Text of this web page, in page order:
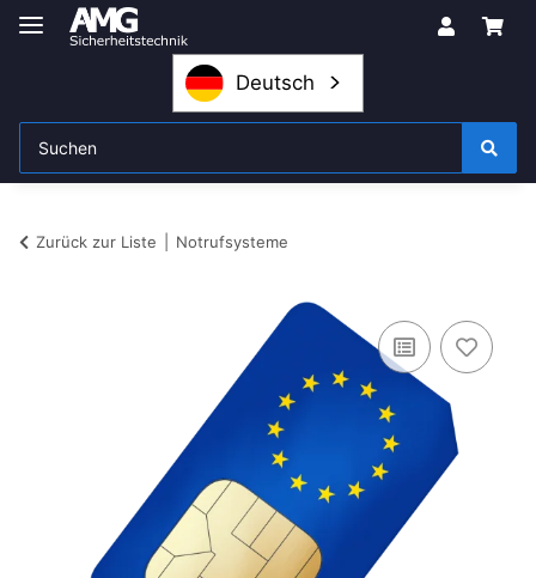
Deutsch
Zurück zur Liste Notrufsysteme